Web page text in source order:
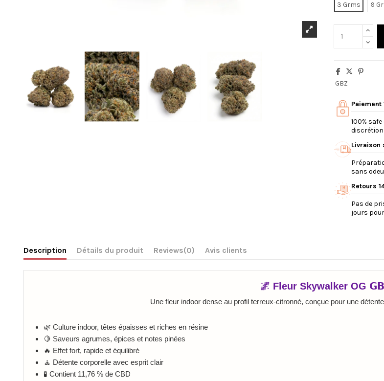
3 Grms
9
GBZ
Paiement
100%
Livraison
sans
Retours
Pas de
jours
Description Détails du produit Reviews(0) Avis clients
🌌 Fleur Skywalker OG
Une fleur indoor dense au profil terreux-citronné, conçue pour une
🌿 Culture indoor, têtes épaisses et riches en résine
🍋 Saveurs agrumes, épices et notes pinées
🔥 Effet fort, rapide et équilibré
🧘 Détente corporelle avec esprit clair
🧪 Contient 11,76 % de CBD